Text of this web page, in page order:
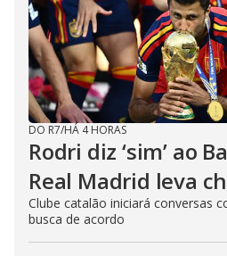
DO R7/HÁ 4 HORAS
Rodri diz ‘sim’ ao
Real Madrid leva
Clube catalão iniciará conversas
busca de acordo